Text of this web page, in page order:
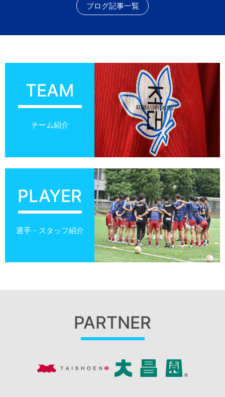
ブログ記事一覧
TEAM
チーム紹介
PLAYER
選手・スタッフ紹介
PARTNER